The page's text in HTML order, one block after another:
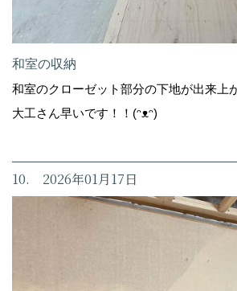
和室の収納
和室のクローゼット部分の下地が出来上
大工さん早いです！！(ᵔᴥᵔ)
10. 2026年01月17日